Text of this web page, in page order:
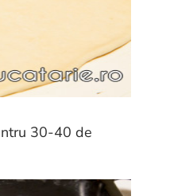
30-40 de